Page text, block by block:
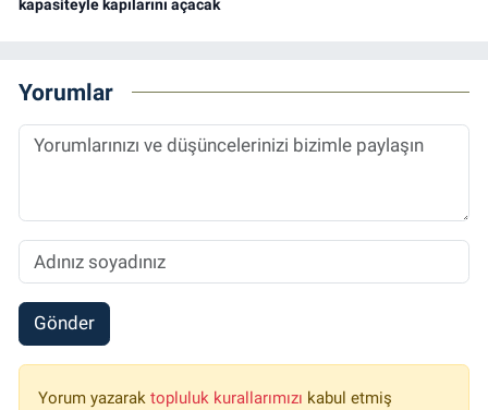
kapasiteyle kapılarını açacak
Yorumlar
Gönder
Yorum yazarak topluluk kurallarımızı kabul etmiş